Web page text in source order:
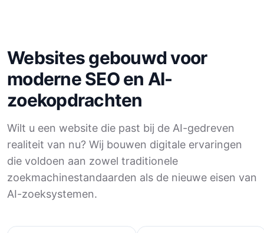
Websites gebouwd voor
moderne SEO en AI-
zoekopdrachten
Wilt u een website die past bij de AI-gedreven
realiteit van nu? Wij bouwen digitale ervaringen
die voldoen aan zowel traditionele
zoekmachinestandaarden als de nieuwe eisen van
AI-zoeksystemen.